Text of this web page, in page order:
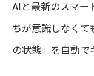
AIと最新のスマー
ちが意識しなくて
の状態」を自動で